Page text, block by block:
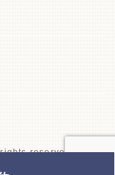
reserved.